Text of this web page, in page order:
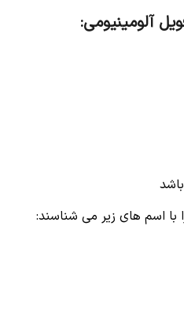
آلومینیومی:
با اسم های زیر می شناسند: